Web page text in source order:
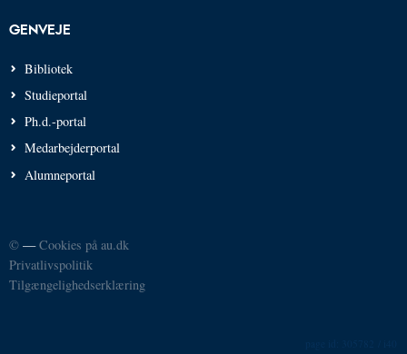
GENVEJE
Bibliotek
Studieportal
Ph.d.-portal
Medarbejderportal
Alumneportal
© —Cookies på au.dk
Privatlivspolitik
Tilgængelighedserklæring